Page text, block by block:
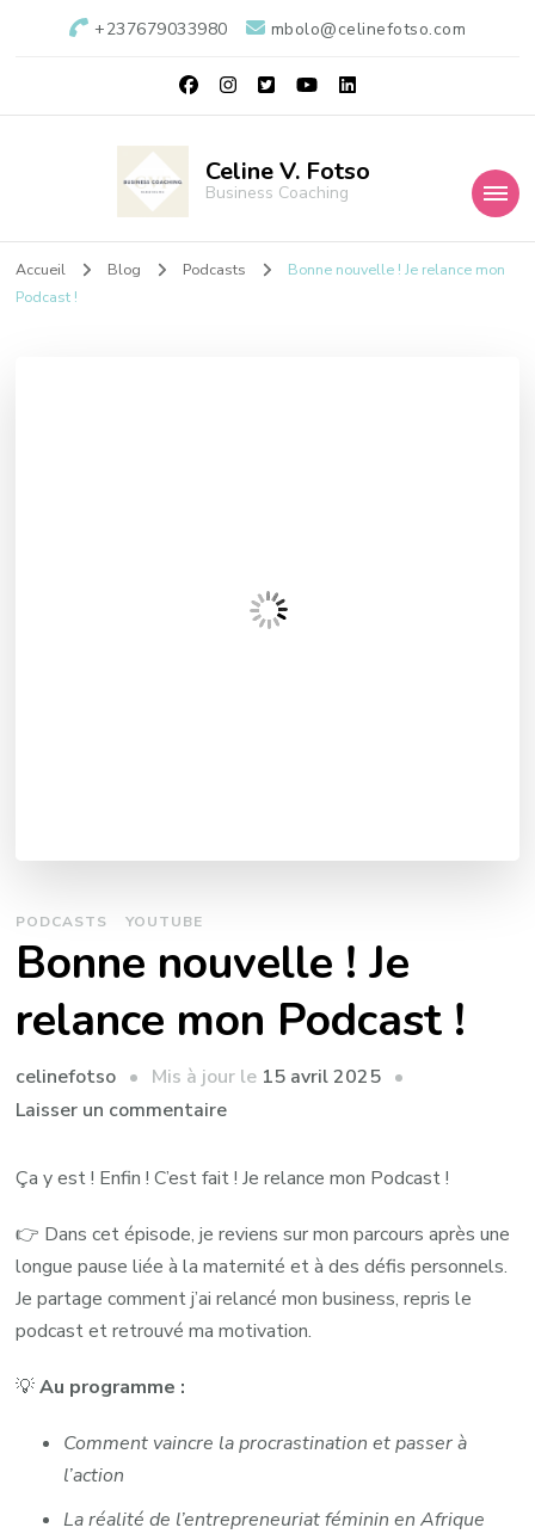
+237679033980 mbolo@celinefotso.com
Celine V. Fotso
Business Coaching
Accueil Blog Podcasts
Bonne nouvelle ! Je relance mon
Podcast !
PODCASTS YOUTUBE
Bonne nouvelle ! Je
relance mon Podcast !
celinefotso Mis à jour le 15 avril 2025
Laisser un commentairesur
nouvelle
Je
relance
mon
Podcast
Ça y est ! Enfin ! C’est fait ! Je relance mon Podcast !
👉 Dans cet épisode, je reviens sur mon parcours après une
longue pause liée à la maternité et à des défis personnels.
Je partage comment j’ai relancé mon business, repris le
podcast et retrouvé ma motivation.
💡Au programme :
Comment vaincre la procrastination et passer à
l’action
La réalité de l’entrepreneuriat féminin en Afrique